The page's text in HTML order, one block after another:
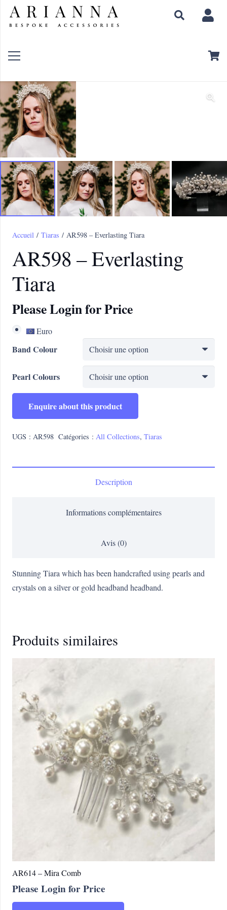
Accueil / Tiaras / AR598 – Everlasting Tiara
AR598 – Everlasting
Tiara
Please Login for Price
Euro
Band Colour
Pearl Colours
Enquire about this product
UGS : AR598 Catégories : All Collections, Tiaras
Description
Informations complémentaires
Avis (0)
Stunning Tiara which has been handcrafted using pearls and
crystals on a silver or gold headband headband.
Produits similaires
AR614 – Mira Comb
Please Login for Price